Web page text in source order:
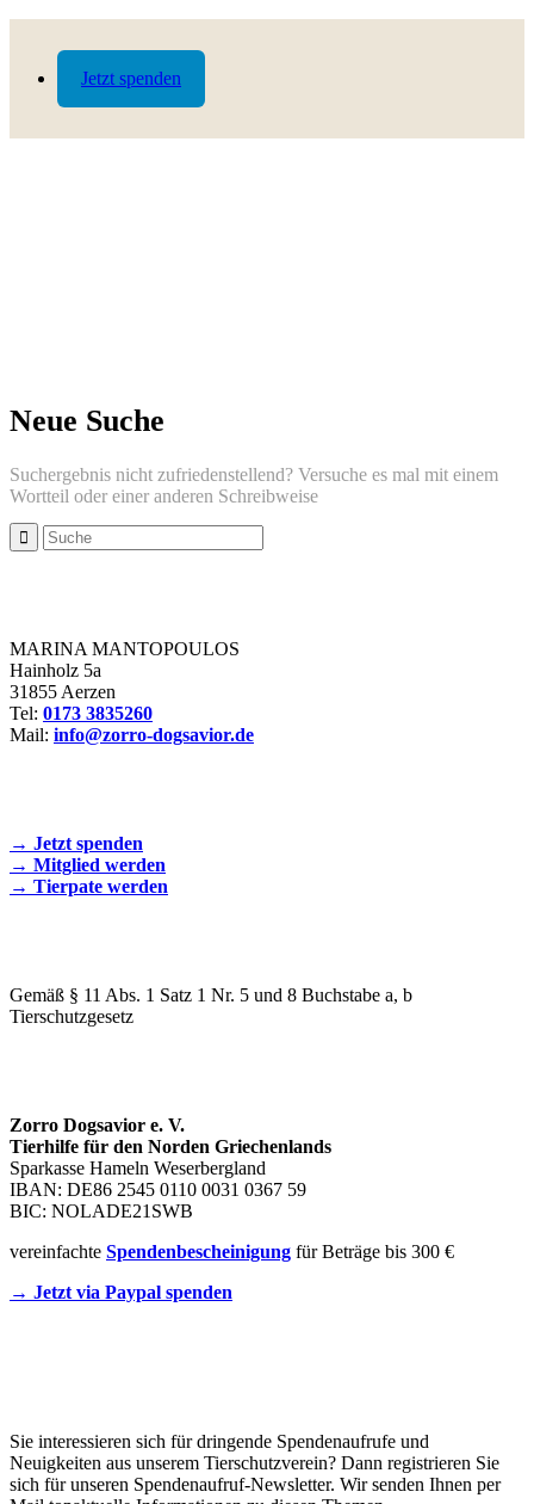
Jetzt spenden
Neue Suche
Suchergebnis nicht zufriedenstellend? Versuche es mal mit einem
Wortteil oder einer anderen Schreibweise
MARINA MANTOPOULOS
Hainholz 5a
31855 Aerzen
Tel: 0173 3835260
Mail: info@zorro-dogsavior.de
→ Jetzt spenden
→ Mitglied werden
→ Tierpate werden
Gemäß § 11 Abs. 1 Satz 1 Nr. 5 und 8 Buchstabe a, b
Tierschutzgesetz
Zorro Dogsavior e. V.
Tierhilfe für den Norden Griechenlands
Sparkasse Hameln Weserbergland
IBAN: DE86 2545 0110 0031 0367 59
BIC: NOLADE21SWB
vereinfachte Spendenbescheinigung für Beträge bis 300 €
→ Jetzt via Paypal spenden
Sie interessieren sich für dringende Spendenaufrufe und
Neuigkeiten aus unserem Tierschutzverein? Dann registrieren Sie
sich für unseren Spendenaufruf-Newsletter. Wir senden Ihnen per